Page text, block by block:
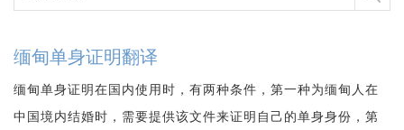
缅甸单身证明翻译
缅甸单身证明在国内使用时，有两种条件，第一种为缅甸人在
中国境内结婚时，需要提供该文件来证明自己的单身身份，第